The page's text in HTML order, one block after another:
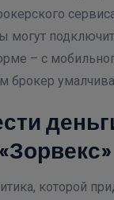
могут
– с
брокер
которой